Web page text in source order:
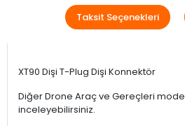
Taksit Seçenekleri
XT90 Dişi T-Plug Dişi Konnektör
Diğer Drone Araç ve Gereçleri
inceleyebilirsiniz.